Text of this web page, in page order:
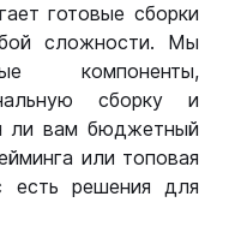
готовые сборки
сложности. Мы
компоненты,
сборку и
ли вам бюджетный
или топовая
решения для